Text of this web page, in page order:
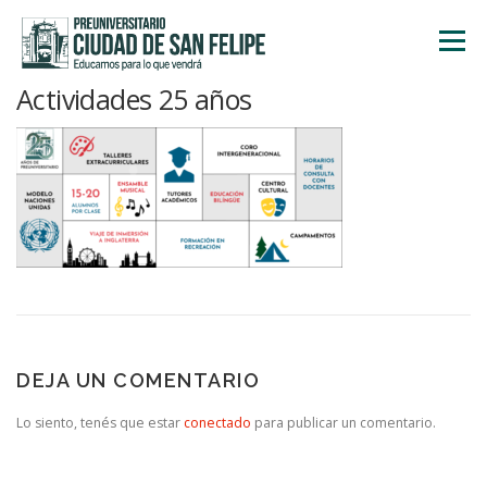
contenido
Menú
TALLERES ACTIVIDADES
Actividades 25 años
DEJA UN COMENTARIO
Lo siento, tenés que estar conectado para publicar un comentario.